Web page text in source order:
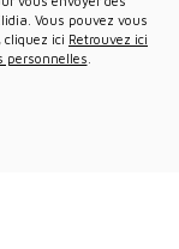
Vous pouvez vous
ici Retrouvez ici
personnelles